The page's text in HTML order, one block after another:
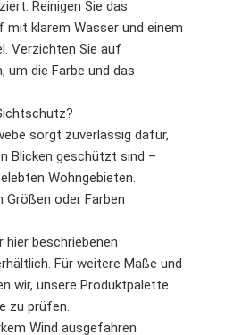
Reinigen Sie das
mit klarem Wasser und einem
Verzichten Sie auf
um die Farbe und das
sorgt zuverlässig dafür,
Blicken geschützt sind –
Wohngebieten.
Größen oder Farben
hier beschriebenen
Für weitere Maße und
wir, unsere Produktpalette
zu prüfen.
Wind ausgefahren